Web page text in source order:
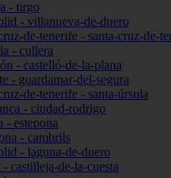
- tirgo
- villanueva-de-duero
de-tenerife - santa-cruz-de-
- cullera
- castelló-de-la-plana
- guardamar-del-segura
de-tenerife - santa-úrsula
- ciudad-rodrigo
- estepona
- cambrils
- laguna-de-duero
castilleja-de-la-cuesta